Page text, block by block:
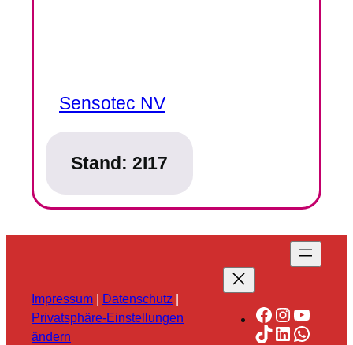
Sensotec NV
Stand: 2I17
Impressum | Datenschutz |
Privatsphäre-Einstellungen
ändern
Facebook
TikTok
LinkedIn